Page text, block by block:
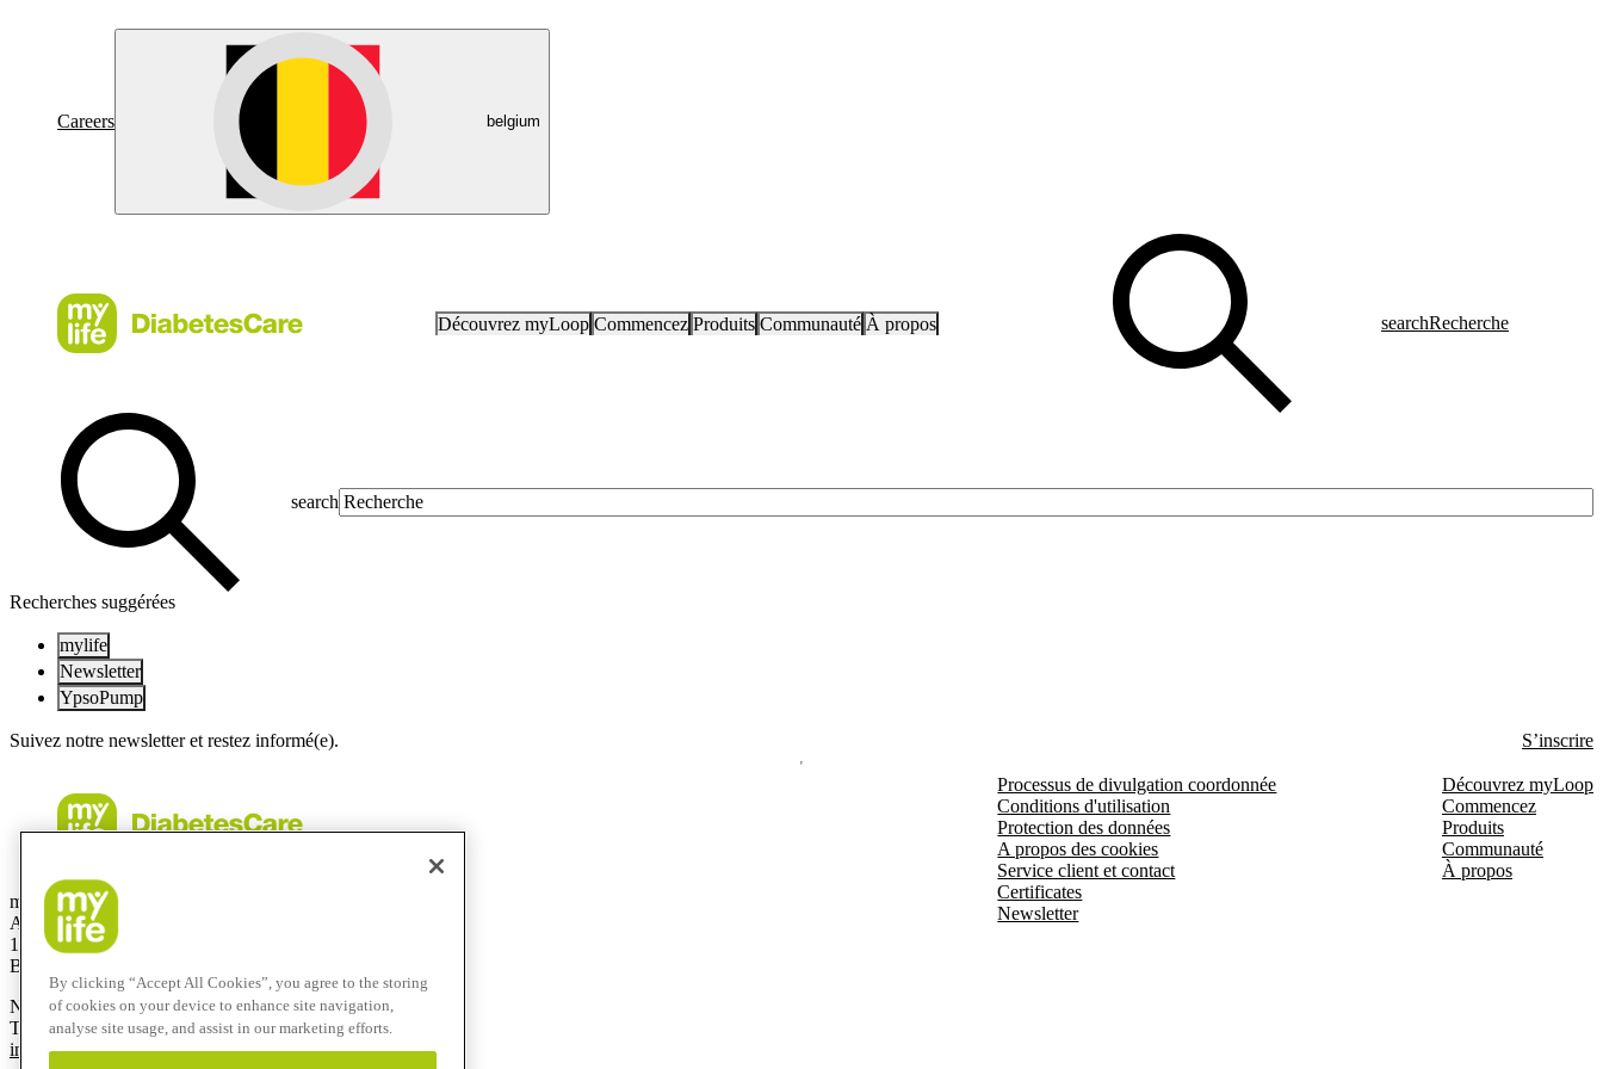
Careers belgium
Découvrez myLoop Commencez Produits Communauté À propos searchRecherche
search
Recherches suggérées
mylife
Newsletter
YpsoPump
Suivez notre newsletter et restez informé(e). S’inscrire
mylife Diabetes Care SRL
Allée de la Recherche 12
1070 Bruxelles
Belgique
Numéro gratuit:0800-29415
T
+32 2290 6206
info@mylife-diabetescare.be
Processus de divulgation coordonnée
Conditions d'utilisation
Protection des données
A propos des cookies
Service client et contact
Certificates
Newsletter
Découvrez myLoop
Commencez
Produits
Communauté
À propos
By clicking “Accept All Cookies”, you agree to the storing
of cookies on your device to enhance site navigation,
analyse site usage, and assist in our marketing efforts.